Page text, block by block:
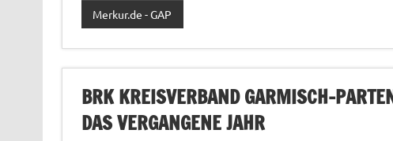
Merkur.de - GAP
BRK KREISVERBAND GARMISCH-
DAS VERGANGENE JAHR